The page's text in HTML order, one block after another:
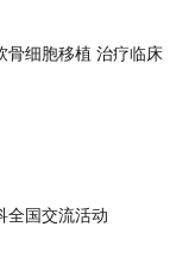
骨细胞移植 治疗临床
全国交流活动